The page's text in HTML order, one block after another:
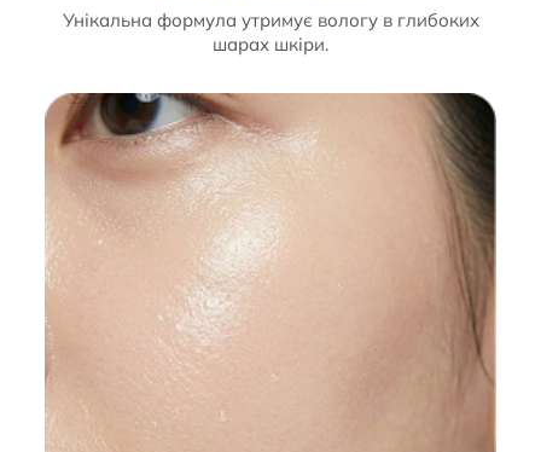
Унікальна формула утримує вологу в глибоких
шарах шкіри.